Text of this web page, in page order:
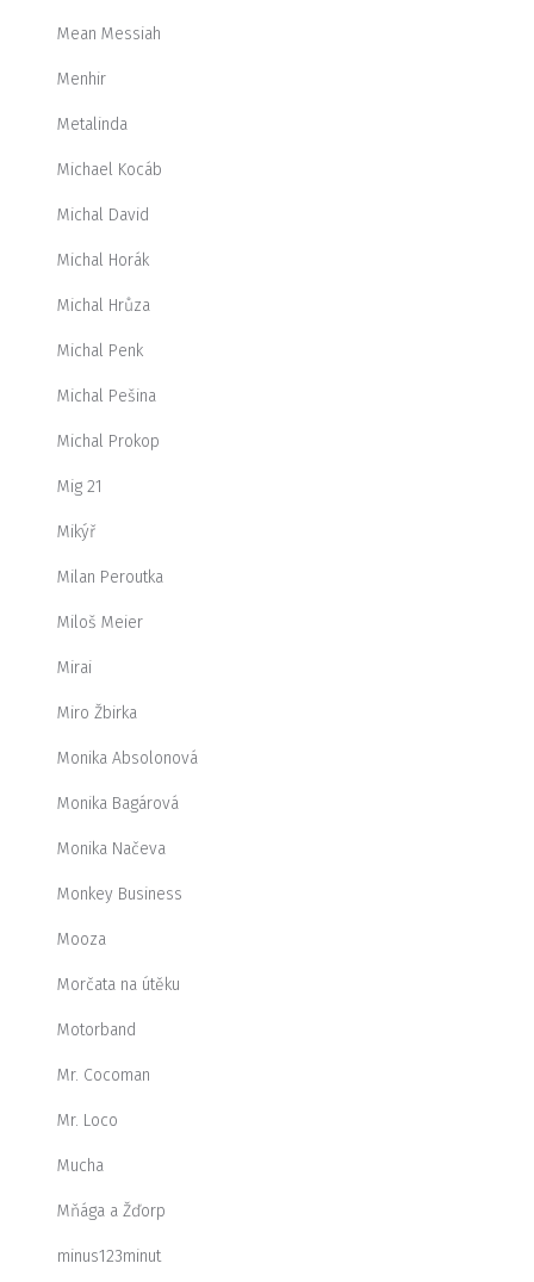
Mean Messiah
Menhir
Metalinda
Michael Kocáb
Michal David
Michal Horák
Michal Hrůza
Michal Penk
Michal Pešina
Michal Prokop
Mig 21
Mikýř
Milan Peroutka
Miloš Meier
Mirai
Miro Žbirka
Monika Absolonová
Monika Bagárová
Monika Načeva
Monkey Business
Mooza
Morčata na útěku
Motorband
Mr. Cocoman
Mr. Loco
Mucha
Mňága a Žďorp
minus123minut